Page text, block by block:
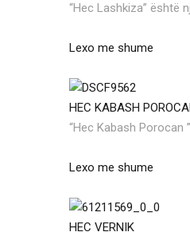
“Hec Lashkiza” është
Lexo me shume
HEC KABASH
“Hec Kabash Porocan
Lexo me shume
HEC VERNIK